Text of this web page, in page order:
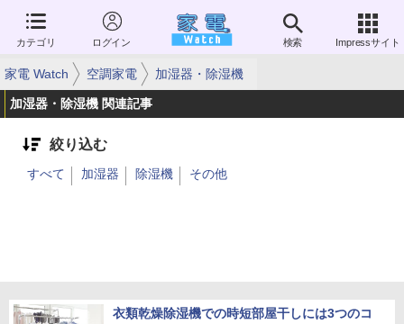
カテゴリ ログイン 検索 Impressサイト
家電 Watch 空調家電 加湿器・除湿機
加湿器・除湿機 関連記事
絞り込む
すべて 加湿器 除湿機 その他
衣類乾燥除湿機での時短部屋干しには3つのコ